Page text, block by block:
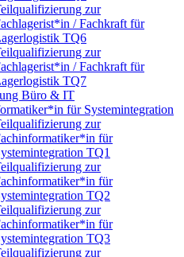
zur
/ Fachkraft für
TQ6
zur
/ Fachkraft für
TQ7
Büro & IT
für Systemintegration
zur
für
TQ1
zur
für
TQ2
zur
für
TQ3
zur